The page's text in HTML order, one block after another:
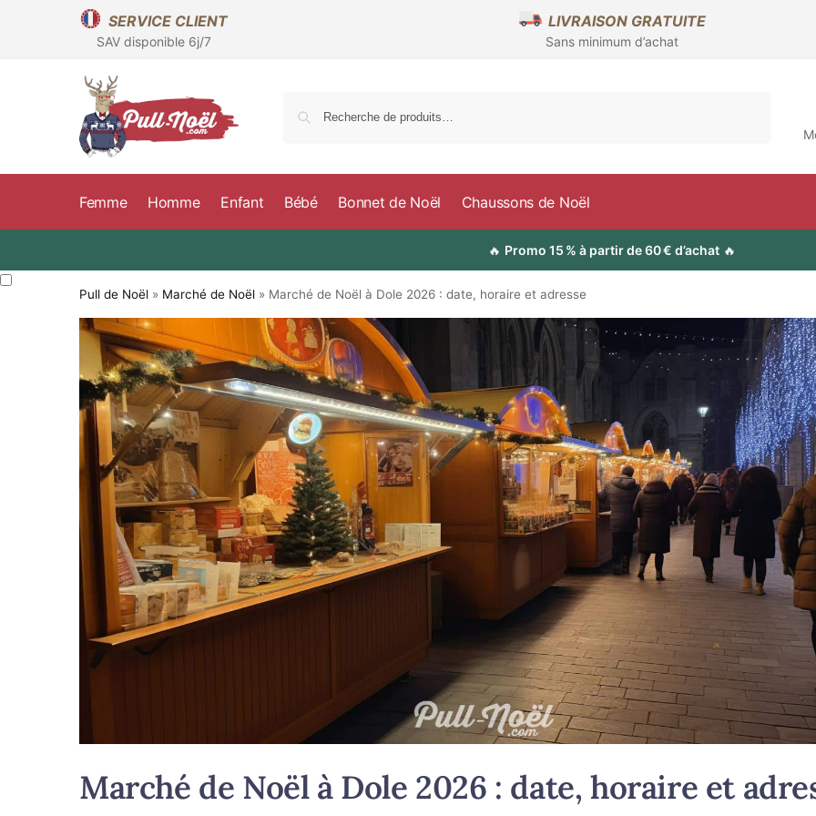
SERVICE CLIENT
SAV disponible 6j/7
LIVRAISON GRATUITE
Sans minimum d’achat
Femme Homme Enfant Bébé Bonnet de Noël Chaussons de Noël
🔥 Promo 15 % à partir de 60 € d’achat 🔥
Pull de Noël » Marché de Noël » Marché de Noël à Dole 2026 : date, horaire et adresse
Marché de Noël à Dole 2026 : date, horaire et